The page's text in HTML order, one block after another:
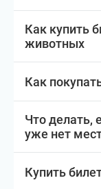
Как купить
животных
Как
Что делать,
уже нет
Купить